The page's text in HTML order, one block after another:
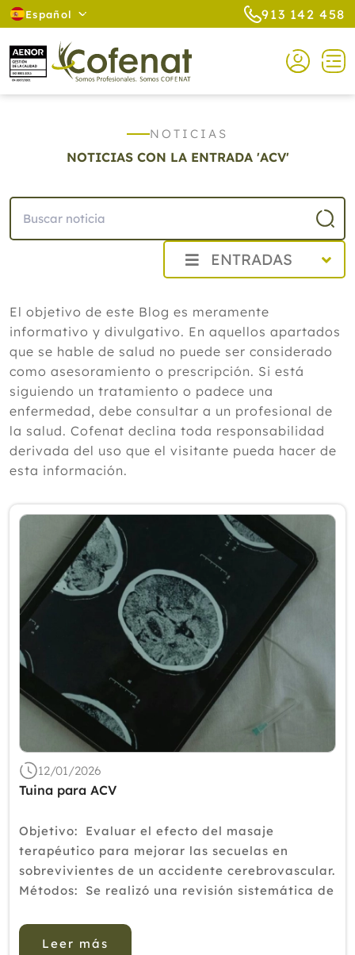
Español 913 142 458
NOTICIAS
NOTICIAS CON LA ENTRADA 'ACV'
ENTRADAS
Agosto
Cistitis en verano: cinco remedios
naturales para aliviar los síntomas,
según un experto
Julio
Junio
Mayo
Marzo
Enero
2025
2024
2023
2022
2021
2020
2019
2018
2016
2014
2013
El objetivo de este Blog es meramente
informativo y divulgativo. En aquellos apartados
que se hable de salud no puede ser considerado
como asesoramiento o prescripción. Si está
siguiendo un tratamiento o padece una
enfermedad, debe consultar a un profesional de
la salud. Cofenat declina toda responsabilidad
derivada del uso que el visitante pueda hacer de
esta información.
12/01/2026
Tuina para ACV
Objetivo: Evaluar el efecto del masaje
terapéutico para mejorar las secuelas en
sobrevivientes de un accidente cerebrovascular.
Métodos: Se realizó una revisión sistemática de
de 1961 has...
Leer más